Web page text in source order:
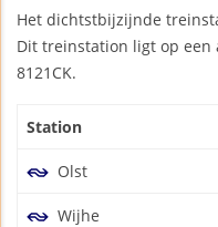
Het dichtstbijzijnde
Dit treinstation ligt op een
8121CK.
Station
Olst
Wijhe